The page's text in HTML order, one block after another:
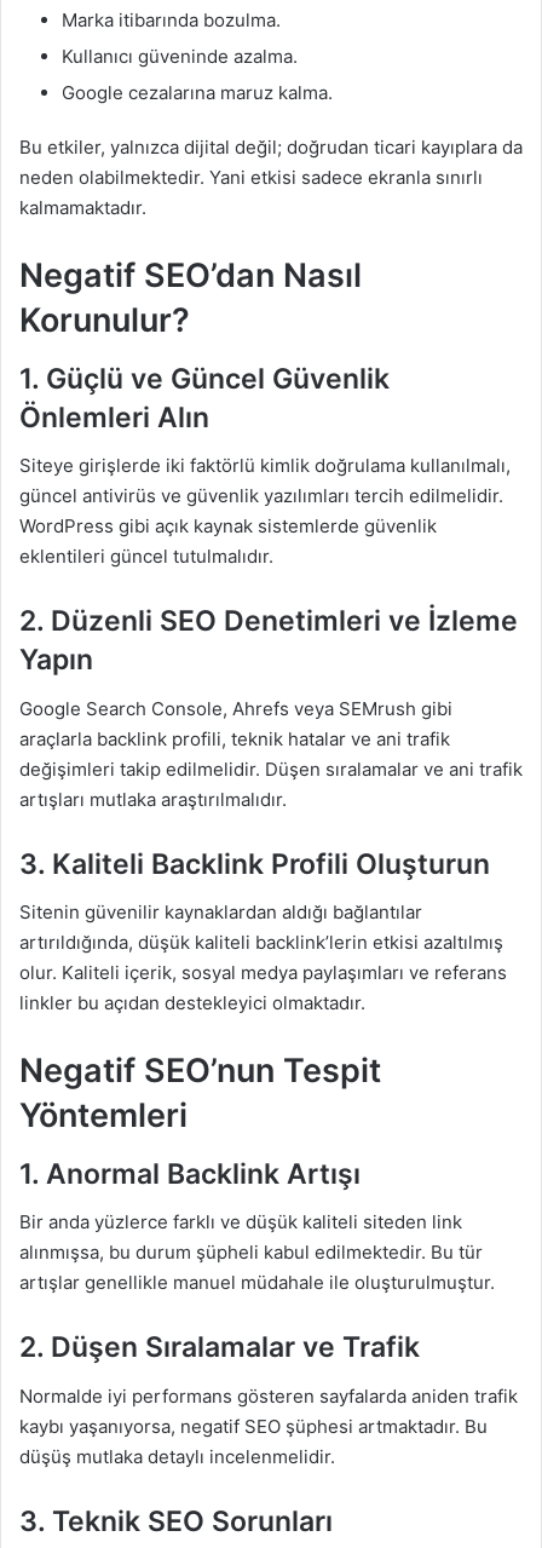
Marka itibarında bozulma.
Kullanıcı güveninde azalma.
Google cezalarına maruz kalma.
Bu etkiler, yalnızca dijital değil; doğrudan ticari kayıplara da
neden olabilmektedir. Yani etkisi sadece ekranla sınırlı
kalmamaktadır.
Negatif SEO’dan Nasıl
Korunulur?
1. Güçlü ve Güncel Güvenlik
Önlemleri Alın
Siteye girişlerde iki faktörlü kimlik doğrulama kullanılmalı,
güncel antivirüs ve güvenlik yazılımları tercih edilmelidir.
WordPress gibi açık kaynak sistemlerde güvenlik
eklentileri güncel tutulmalıdır.
2. Düzenli SEO Denetimleri ve İzleme
Yapın
Google Search Console, Ahrefs veya SEMrush gibi
araçlarla backlink profili, teknik hatalar ve ani trafik
değişimleri takip edilmelidir. Düşen sıralamalar ve ani trafik
artışları mutlaka araştırılmalıdır.
3. Kaliteli Backlink Profili Oluşturun
Sitenin güvenilir kaynaklardan aldığı bağlantılar
artırıldığında, düşük kaliteli backlink’lerin etkisi azaltılmış
olur. Kaliteli içerik, sosyal medya paylaşımları ve referans
linkler bu açıdan destekleyici olmaktadır.
Negatif SEO’nun Tespit
Yöntemleri
1. Anormal Backlink Artışı
Bir anda yüzlerce farklı ve düşük kaliteli siteden link
alınmışsa, bu durum şüpheli kabul edilmektedir. Bu tür
artışlar genellikle manuel müdahale ile oluşturulmuştur.
2. Düşen Sıralamalar ve Trafik
Normalde iyi performans gösteren sayfalarda aniden trafik
kaybı yaşanıyorsa, negatif SEO şüphesi artmaktadır. Bu
düşüş mutlaka detaylı incelenmelidir.
3. Teknik SEO Sorunları